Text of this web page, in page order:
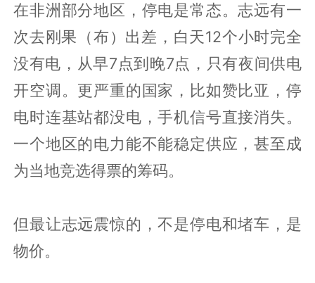
在非洲部分地区，停电是常态。志远有一
次去刚果（布）出差，白天12个小时完全
没有电，从早7点到晚7点，只有夜间供电
开空调。更严重的国家，比如赞比亚，停
电时连基站都没电，手机信号直接消失。
一个地区的电力能不能稳定供应，甚至成
为当地竞选得票的筹码。
但最让志远震惊的，不是停电和堵车，是
物价。